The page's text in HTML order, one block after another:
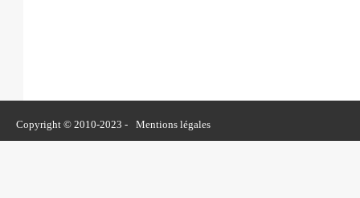
Copyright © 2010-2023 - Mentions légales